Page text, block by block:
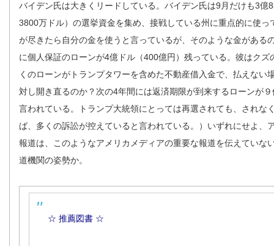
バイデン氏は大きくリードしている。バイデン氏は9月だけも3億
3800万ドル）の選挙資金を集め、接戦している州に重点的に使
が尽きたら自分の金を使うと言っているが、そのような金がある
に個人保証のローンが4億ドル（400億円）残っている。彼はク
くのローンがトランプタワーを含めた不動産借入金で、払えない
対し開き直るのか？次の4年間には返済期限が到来するローンが
言われている。トランプ大統領にとっては再選されても、されな
ば、多くの訴訟が控えていると言われている。）いずれにせよ、
報道は、このようなアメリカメディアの重要な報道を伝えていな
道機関の姿勢か。
☆ 推薦図書 ☆